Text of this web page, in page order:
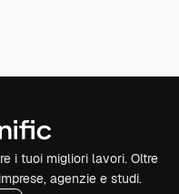
i tuoi migliori lavori. Oltre
agenzie e studi.